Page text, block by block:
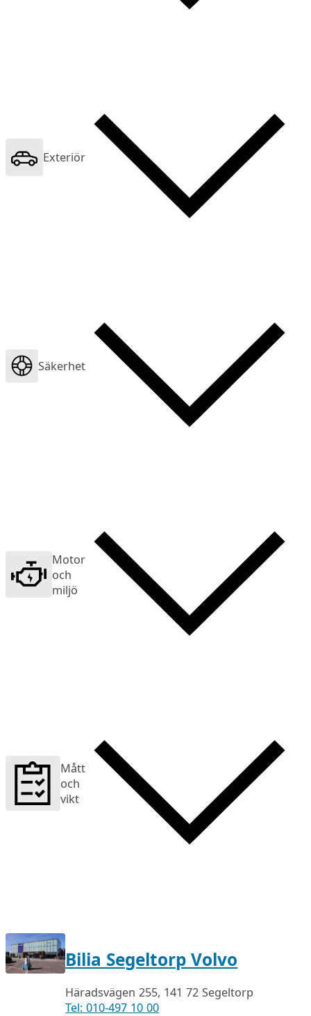
Exteriör
Säkerhet
Motor
och
miljö
Mått
och
vikt
Bilia Segeltorp Volvo
Häradsvägen 255, 141 72 Segeltorp
Tel: 010-497 10 00